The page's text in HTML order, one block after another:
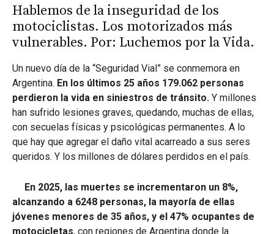
Hablemos de la inseguridad de los
motociclistas. Los motorizados más
vulnerables. Por: Luchemos por la Vida.
Un nuevo día de la “Seguridad Vial” se conmemora en
Argentina. En los últimos 25 años 179.062 personas
perdieron la vida en siniestros de tránsito. Y millones
han sufrido lesiones graves, quedando, muchas de ellas,
con secuelas físicas y psicológicas permanentes. A lo
que hay que agregar el daño vital acarreado a sus seres
queridos. Y los millones de dólares perdidos en el país.
En 2025, las muertes se incrementaron un 8%,
alcanzando a 6248 personas, la mayoría de ellas
jóvenes menores de 35 años, y el 47% ocupantes de
motocicletas, con regiones de Argentina donde la